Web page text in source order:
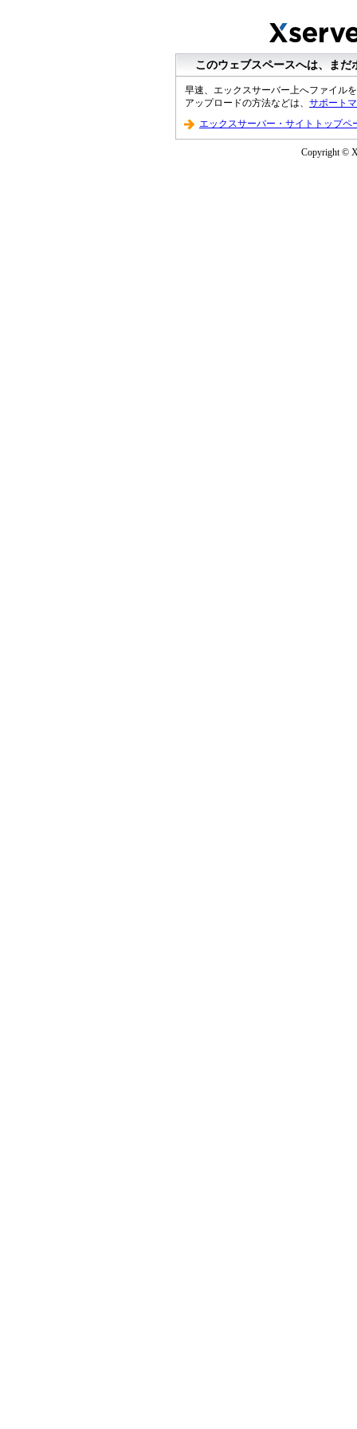
このウェブスペースへは、ま
早速、エックスサーバー上へファイル
アップロードの方法などは、 サポート
エックスサーバー・サイトトップペ
Copyright ©